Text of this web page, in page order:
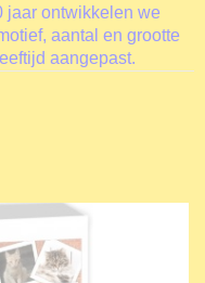
jaar ontwikkelen we
aantal en grootte
aangepast.